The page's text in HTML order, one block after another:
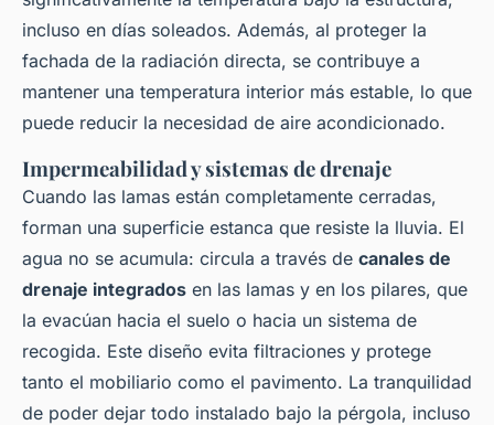
incluso en días soleados. Además, al proteger la
fachada de la radiación directa, se contribuye a
mantener una temperatura interior más estable, lo que
puede reducir la necesidad de aire acondicionado.
Impermeabilidad y sistemas de drenaje
Cuando las lamas están completamente cerradas,
forman una superficie estanca que resiste la lluvia. El
agua no se acumula: circula a través de canales de
drenaje integrados en las lamas y en los pilares, que
la evacúan hacia el suelo o hacia un sistema de
recogida. Este diseño evita filtraciones y protege
tanto el mobiliario como el pavimento. La tranquilidad
de poder dejar todo instalado bajo la pérgola, incluso